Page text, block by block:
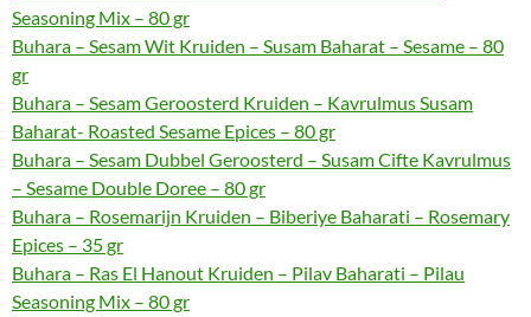
Seasoning Mix – 80 gr
Buhara – Sesam Wit Kruiden – Susam Baharat – Sesame – 80
gr
Buhara – Sesam Geroosterd Kruiden – Kavrulmus Susam
Baharat- Roasted Sesame Epices – 80 gr
Buhara – Sesam Dubbel Geroosterd – Susam Cifte Kavrulmus
– Sesame Double Doree – 80 gr
Buhara – Rosemarijn Kruiden – Biberiye Baharati – Rosemary
Epices – 35 gr
Buhara – Ras El Hanout Kruiden – Pilav Baharati – Pilau
Seasoning Mix – 80 gr